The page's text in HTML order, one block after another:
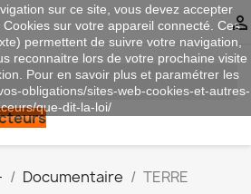

Documentaire
TERRE
sur ce site, vous devez accepter
Cookies sur votre appareil connecté. Ces
permettent de suivre votre navigation,
reconnaitre lors de votre prochaine visite
Pour en savoir plus et paramétrer les
obligations/sites-web-cookies-et-autres-
que-dit-la-loi/